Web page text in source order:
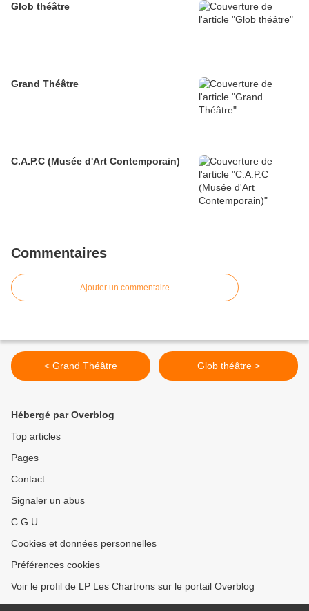
Glob théâtre
Grand Théâtre
C.A.P.C (Musée d'Art Contemporain)
Commentaires
Ajouter un commentaire
< Grand Théâtre Glob théâtre >
Hébergé par Overblog
Top articles
Pages
Contact
Signaler un abus
C.G.U.
Cookies et données personnelles
Préférences cookies
Voir le profil de LP Les Chartrons sur le portail Overblog